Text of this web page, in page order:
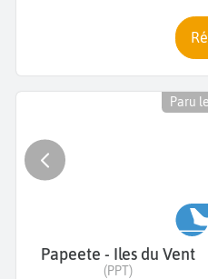
Paru
Papeete - Iles du Vent
(PPT)